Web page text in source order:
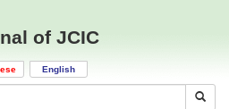
of JCIC
English